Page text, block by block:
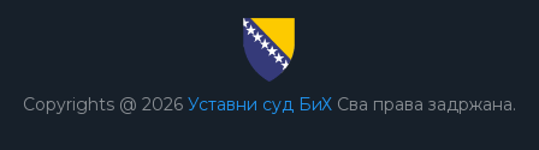
Copyrights @ 2026 Уставни суд БиХ Сва права задржана.